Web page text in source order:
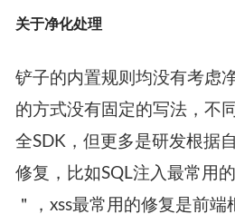
关于净化处理
铲子的内置规则均没有考虑
的方式没有固定的写法，不
全SDK，但更多是研发根据
修复，比如SQL注入最常用
＂，xss最常用的修复是前